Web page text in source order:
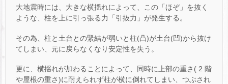
大地震時には、大きな横揺れによって、この「ほぞ」を抜く
ような、柱を上に引っ張る力「引抜力」が発生する。
その為、柱と土台との緊結が弱いと柱(凸)が土台(凹)から抜け
てしまい、元に戻らなくなり安定性を失う。
更に、横揺れが加わることによって、同時に上部の重さ( 2 階
や屋根の重さ)に耐えられず柱が横に倒れてしまい、つぶされ